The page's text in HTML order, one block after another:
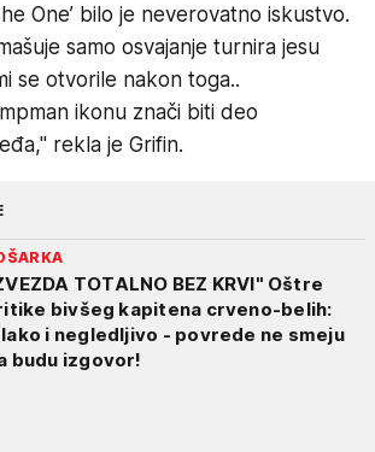
One’ bilo je neverovatno iskustvo.
samo osvajanje turnira jesu
se otvorile nakon toga..
ikonu znači biti deo
rekla je Grifin.
TOTALNO BEZ KRVI" Oštre
bivšeg kapitena crveno-belih:
i negledljivo - povrede ne smeju
budu izgovor!